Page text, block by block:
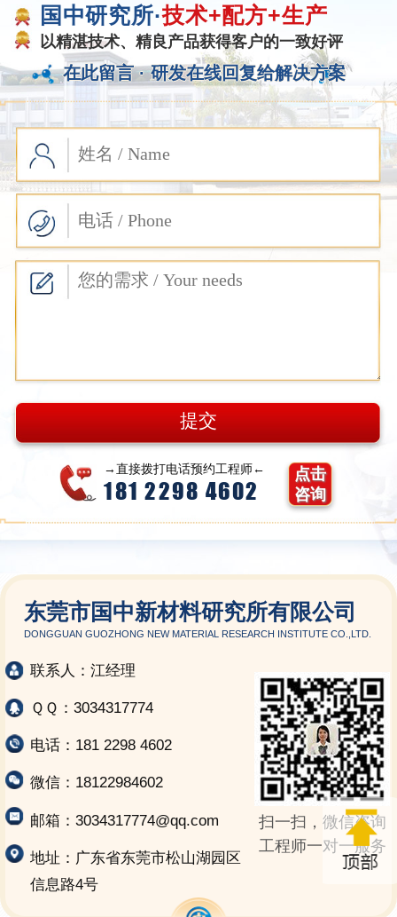
国中研究所·技术+配方+生产
以精湛技术、精良产品获得客户的一致好评
在此留言 · 研发在线回复给解决方案
→直接拨打电话预约工程师←
181 2298 4602
点击
咨询
东莞市国中新材料研究所有限公司
DONGGUAN GUOZHONG NEW MATERIAL RESEARCH INSTITUTE CO.,LTD.
联系人：江经理
ＱＱ：3034317774
电话：181 2298 4602
微信：18122984602
邮箱：3034317774@qq.com
地址：广东省东莞市松山湖园区
信息路4号
扫一扫，微信咨询
工程师一对一服务